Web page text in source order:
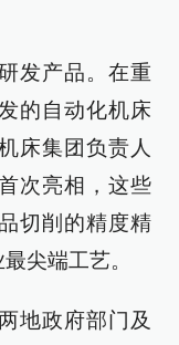
发产品。在重
的自动化机床
床集团负责人
次亮相，这些
切削的精度精
尖端工艺。
地政府部门及